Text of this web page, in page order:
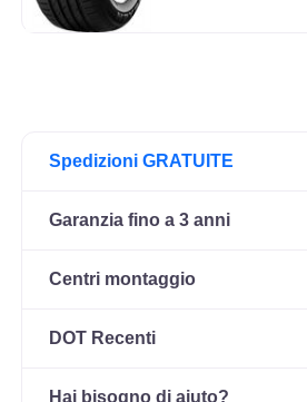
Spedizioni GRATUITE
Garanzia fino a 3 anni
Centri montaggio
DOT Recenti
Hai bisogno di aiuto?